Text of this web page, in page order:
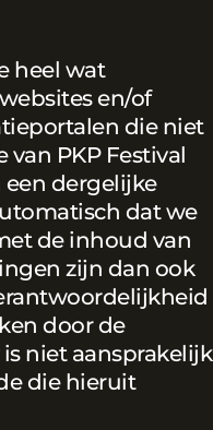
heel wat
en/of
die niet
PKP Festival
een dergelijke
dat we
de inhoud van
zijn dan ook
door de
niet aansprakelijk
die hieruit